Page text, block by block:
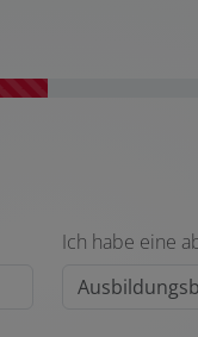
Ich habe eine